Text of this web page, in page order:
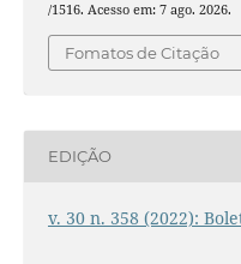
/1516. Acesso em: 7 ago. 2026.
Fomatos de Citação
EDIÇÃO
v. 30 n. 358 (2022):